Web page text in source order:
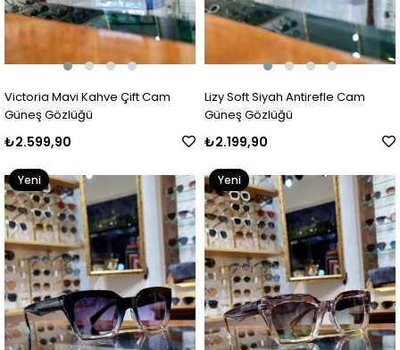
Victoria Mavi Kahve Çift Cam
Güneş Gözlüğü
₺2.599,90
Lizy Soft Siyah Antirefle Cam
Güneş Gözlüğü
₺2.199,90
Yeni
Ürün
Yeni
Ürün